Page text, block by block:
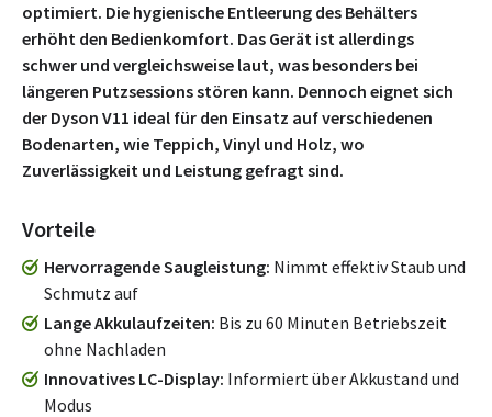
optimiert. Die hygienische Entleerung des Behälters
erhöht den Bedienkomfort. Das Gerät ist allerdings
schwer und vergleichsweise laut, was besonders bei
längeren Putzsessions stören kann. Dennoch eignet sich
der Dyson V11 ideal für den Einsatz auf verschiedenen
Bodenarten, wie Teppich, Vinyl und Holz, wo
Zuverlässigkeit und Leistung gefragt sind.
Vorteile
Hervorragende Saugleistung Nimmt effektiv Staub und
Schmutz auf
Lange Akkulaufzeiten Bis zu 60 Minuten Betriebszeit
ohne Nachladen
Innovatives LC-Display Informiert über Akkustand und
Modus